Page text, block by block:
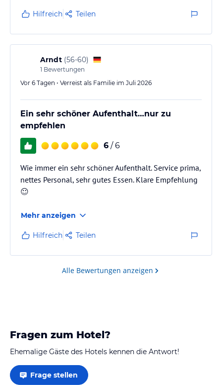
Hilfreich Teilen
Arndt (56-60)
1 Bewertungen
Vor 6 Tagen • Verreist als Familie im Juli 2026
Ein sehr schöner Aufenthalt…nur zu
empfehlen
6 / 6
Wie immer ein sehr schöner Aufenthalt. Service prima,
nettes Personal, sehr gutes Essen. Klare Empfehlung
☺️
Mehr anzeigen
Hilfreich Teilen
Alle Bewertungen anzeigen
Fragen zum Hotel?
Ehemalige Gäste des Hotels kennen die Antwort!
Frage stellen